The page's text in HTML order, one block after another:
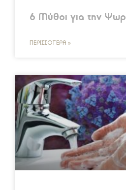
6 Μύθοι για την
ΠΕΡΙΣΣΌΤΕΡΑ »